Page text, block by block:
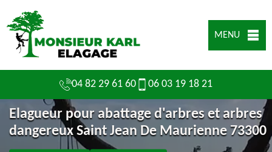
MENU
04 82 29 61 60 06 03 19 18 21
Elagueur pour abattage d'arbres et arbres
dangereux Saint Jean De Maurienne 73300